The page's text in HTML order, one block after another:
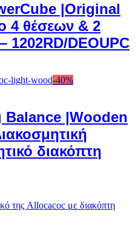
|Original
4 θέσεων & 2
1202RD/DEOUPC
-40%
|Wooden
διακόπτη